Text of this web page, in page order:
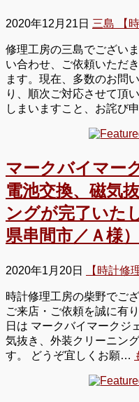
2020年12月21日 三島 【
修理工房の三島でござい
い合わせ、ご依頼いただ
ます。現在、多数のお問
り、順次ご対応させて頂
しまいますこと、お詫び
マークバイマー
電池交換、磁気
ングが完了いた
県串間市／Ａ様）
2020年1月20日 【時計修
時計修理工房の柴野でご
ご来店・ご依頼を誠に有
日は マークバイマークジ
気抜き、外装クリーニン
す。 どうぞ宜しくお願…